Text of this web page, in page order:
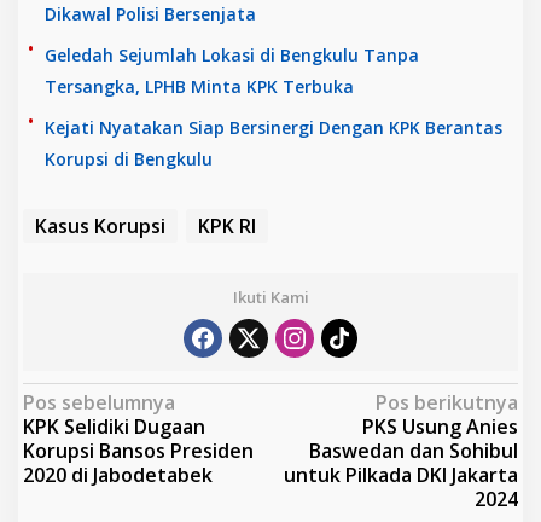
Dikawal Polisi Bersenjata
Geledah Sejumlah Lokasi di Bengkulu Tanpa
Tersangka, LPHB Minta KPK Terbuka
Kejati Nyatakan Siap Bersinergi Dengan KPK Berantas
Korupsi di Bengkulu
Kasus Korupsi KPK RI
Ikuti Kami
N
a
v
Pos sebelumnya
KPK Selidiki Dugaan
Korupsi Bansos Presiden
2020 di Jabodetabek
Pos berikutnya
PKS Usung Anies
Baswedan dan Sohibul
untuk Pilkada DKI Jakarta
2024